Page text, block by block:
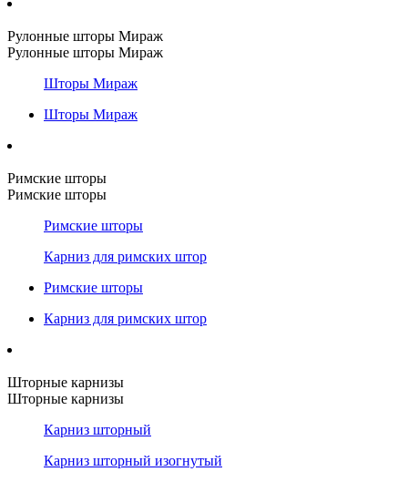
Рулонные шторы Мираж
Рулонные шторы Мираж
Шторы Мираж
Шторы Мираж
Римские шторы
Римские шторы
Римские шторы
Карниз для римских штор
Римские шторы
Карниз для римских штор
Шторные карнизы
Шторные карнизы
Карниз шторный
Карниз шторный изогнутый